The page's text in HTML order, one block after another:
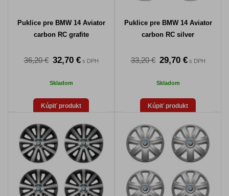
Puklice pre BMW 14 Aviator
carbon RC grafite
36,20 € 32,70 €s DPH
Skladom
Kúpiť produkt
Puklice pre BMW 14 Aviator
carbon RC silver
33,20 € 29,70 €s DPH
Skladom
Kúpiť produkt